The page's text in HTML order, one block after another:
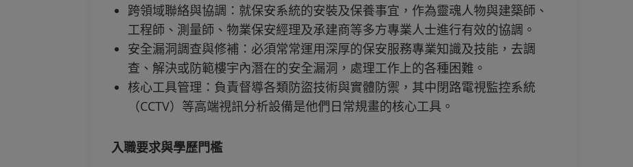
跨領域聯絡與協調：就保安系統的安裝及保養事宜，作為靈魂人物與建築師、
工程師、測量師、物業保安經理及承建商等多方專業人士進行有效的協調。
安全漏洞調查與修補：必須常常運用深厚的保安服務專業知識及技能，去調
查、解決或防範樓宇內潛在的安全漏洞，處理工作上的各種困難。
核心工具管理：負責督導各類防盜技術與實體防禦，其中閉路電視監控系統
（CCTV）等高端視訊分析設備是他們日常規畫的核心工具。
入職要求與學歷門檻